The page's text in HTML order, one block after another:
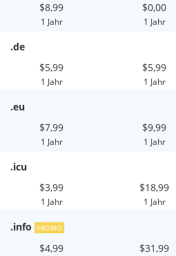
$8,99
1 Jahr
$0,00
1 Jahr
.de
$5,99
1 Jahr
$5,99
1 Jahr
.eu
$7,99
1 Jahr
$9,99
1 Jahr
.icu
$3,99
1 Jahr
$18,99
1 Jahr
.info PROMO
$4,99 $31,99